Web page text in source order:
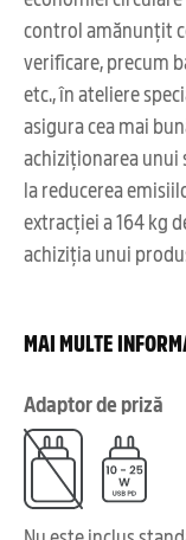
control amănunțit
verificare, precum
etc., în ateliere
asigura cea mai
achiziționarea
la reducerea
extracției a 164 kg
achiziția unui
MAI MULTE
Adaptor de priză